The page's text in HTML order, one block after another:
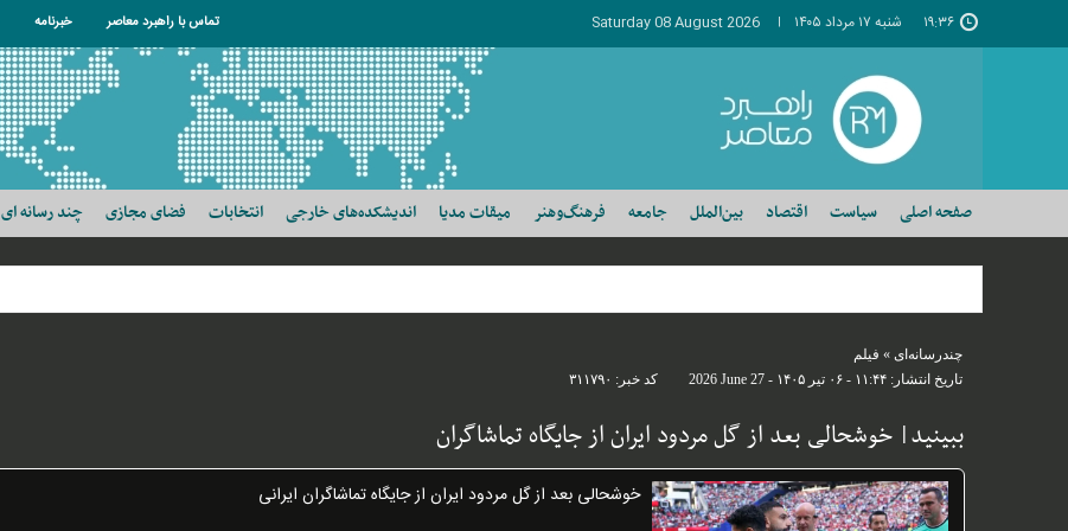
۱۹:۳۶ شنبه ۱۷ مرداد ۱۴۰۵ Saturday 08 August 2026 تماس با راهبرد معاصر خبرنامه
صفحه اصلی سیاست اقتصاد بین‌الملل جامعه فرهنگ‌وهنر میقات مدیا اندیشکده‌های خارجی انتخابات فضای مجازی چند رسانه ای
چندرسانه‌ای » فیلم
تاریخ انتشار: ۱۱:۴۴ - ۰۶ تير ۱۴۰۵ - 2026 June 27 کد خبر: ۳۱۱۷۹۰
ببینید| خوشحالی بعد از گل مردود ایران از جایگاه تماشاگران
خوشحالی بعد از گل مردود ایران از جایگاه تماشاگران ایرانی